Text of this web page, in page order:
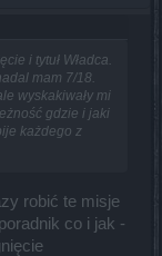
i tytuł Władca.
mam 7/18.
wyskakiwały mi
gdzie i jaki
każdego z
robić te misje
co i jak -